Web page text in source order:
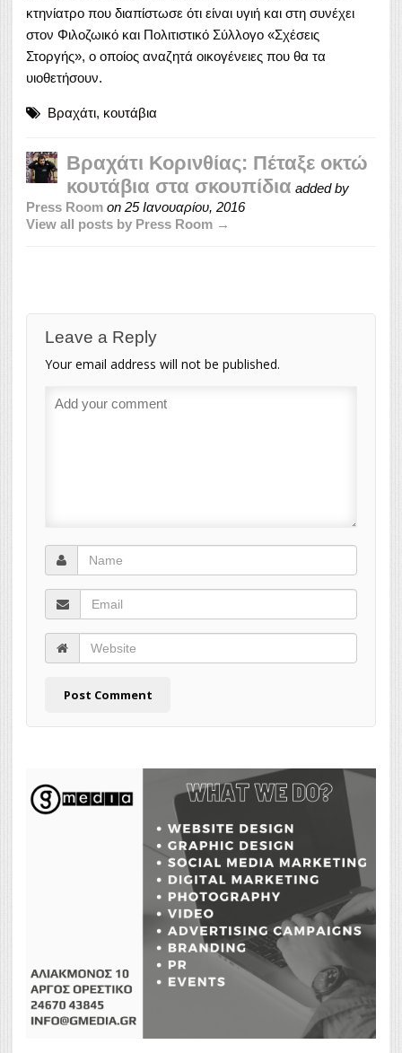
κτηνίατρο που διαπίστωσε ότι είναι υγιή και στη συνέχει
στον Φιλοζωικό και Πολιτιστικό Σύλλογο «Σχέσεις
Στοργής», ο οποίος αναζητά οικογένειες που θα τα
υιοθετήσουν.
Βραχάτι, κουτάβια
Βραχάτι Κορινθίας: Πέταξε οκτώ
κουτάβια στα σκουπίδια added by
Press Room on 25 Ιανουαρίου, 2016
View all posts by Press Room →
Leave a Reply
Your email address will not be published.